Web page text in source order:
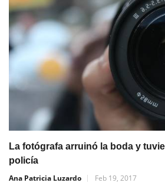
La fotógrafa arruinó la boda y
policía
Ana Patricia Luzardo
Feb 19, 2017